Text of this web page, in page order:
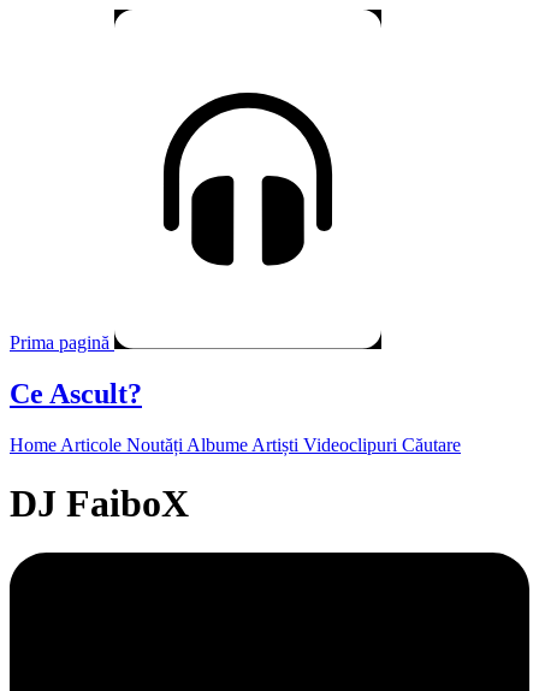
Prima pagină
Ce Ascult?
Home Articole Noutăți Albume Artiști Videoclipuri Căutare
DJ FaiboX